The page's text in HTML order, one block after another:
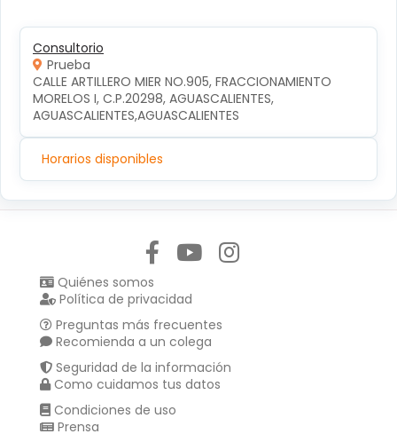
Consultorio
Prueba
CALLE ARTILLERO MIER NO.905, FRACCIONAMIENTO
MORELOS I, C.P.20298, AGUASCALIENTES,
AGUASCALIENTES,AGUASCALIENTES
Horarios disponibles
Quiénes somos
Política de privacidad
Preguntas más frecuentes
Recomienda a un colega
Seguridad de la información
Como cuidamos tus datos
Condiciones de uso
Prensa